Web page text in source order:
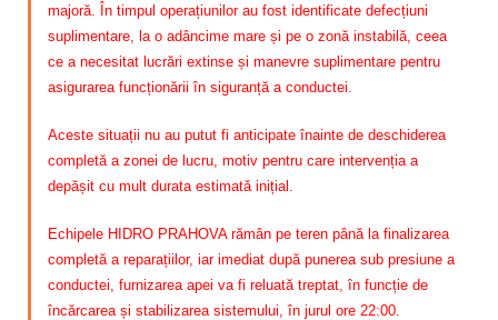
majoră. În timpul operațiunilor au fost identificate defecțiuni
suplimentare, la o adâncime mare și pe o zonă instabilă, ceea
ce a necesitat lucrări extinse și manevre suplimentare pentru
asigurarea funcționării în siguranță a conductei.
Aceste situații nu au putut fi anticipate înainte de deschiderea
completă a zonei de lucru, motiv pentru care intervenția a
depășit cu mult durata estimată inițial.
Echipele HIDRO PRAHOVA rămân pe teren până la finalizarea
completă a reparațiilor, iar imediat după punerea sub presiune a
conductei, furnizarea apei va fi reluată treptat, în funcție de
încărcarea și stabilizarea sistemului, în jurul ore 22:00.